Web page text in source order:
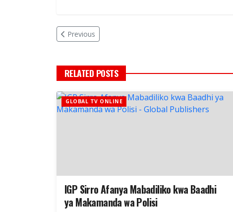
Previous
RELATED POSTS
GLOBAL TV ONLINE
IGP Sirro Afanya Mabadiliko kwa Baadhi
ya Makamanda wa Polisi